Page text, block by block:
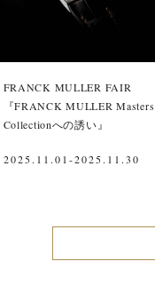
FRANCK MULLER FAIR
『FRANCK MULLER Masters
Collectionへの誘い』
2025.11.01-2025.11.30